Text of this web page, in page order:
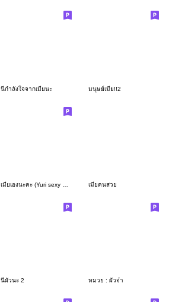
นี่กำลังใจจากเมียนะ มนุษย์เมีย!!2
เมียคนสวย
นี่ผัวนะ 2 หมวย : ผัวจ๋า